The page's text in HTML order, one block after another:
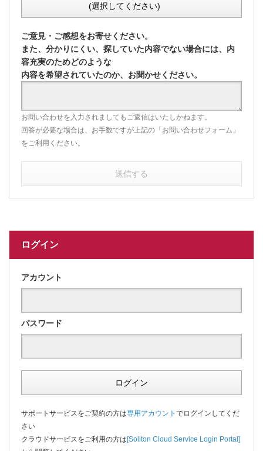
(選択してください)
ご意見・ご感想をお寄せください。
また、分かりにくい、探していた内容でない場合には、内
容充実のためどのような
内容を希望されていたのか、お聞かせください。
お問い合わせを入力されましてもご返信はいたしかねます。
回答が必要な場合は、お手数ですが上記の「お問い合わせフォーム」
をご利用ください。
送信する
ログイン
アカウント
パスワード
ログイン
サポートサービスをご契約の方は専用アカウント でログインしてくだ
さい
クラウドサービスをご利用の方は[Soliton Cloud Service Login Portal]